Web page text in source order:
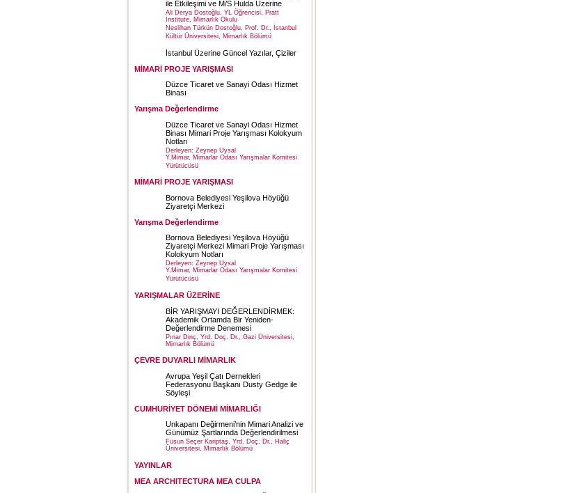
ile Etkileşimi ve M/S Hulda Üzerine
Ali Derya Dostoğlu, YL Öğrencisi, Pratt
Institute, Mimarlık Okulu
Neslihan Türkün Dostoğlu, Prof. Dr., İstanbul
Kültür Üniversitesi, Mimarlık Bölümü
İstanbul Üzerine Güncel Yazılar, Çiziler
MİMARİ PROJE YARIŞMASI
Düzce Ticaret ve Sanayi Odası Hizmet
Binası
Yarışma Değerlendirme
Düzce Ticaret ve Sanayi Odası Hizmet
Binası Mimari Proje Yarışması Kolokyum
Notları
Derleyen: Zeynep Uysal
Y.Mimar, Mimarlar Odası Yarışmalar Komitesi
Yürütücüsü
MİMARİ PROJE YARIŞMASI
Bornova Belediyesi Yeşilova Höyüğü
Ziyaretçi Merkezi
Yarışma Değerlendirme
Bornova Belediyesi Yeşilova Höyüğü
Ziyaretçi Merkezi Mimari Proje Yarışması
Kolokyum Notları
Derleyen: Zeynep Uysal
Y.Mimar, Mimarlar Odası Yarışmalar Komitesi
Yürütücüsü
YARIŞMALAR ÜZERİNE
BİR YARIŞMAYI DEĞERLENDİRMEK:
Akademik Ortamda Bir Yeniden-
Değerlendirme Denemesi
Pınar Dinç, Yrd. Doç. Dr., Gazi Üniversitesi,
Mimarlık Bölümü
ÇEVRE DUYARLI MİMARLIK
Avrupa Yeşil Çatı Dernekleri
Federasyonu Başkanı Dusty Gedge ile
Söyleşi
CUMHURİYET DÖNEMİ MİMARLIĞI
Unkapanı Değirmeni’nin Mimari Analizi ve
Günümüz Şartlarında Değerlendirilmesi
Füsun Seçer Kariptaş, Yrd. Doç. Dr., Haliç
Üniversitesi, Mimarlık Bölümü
YAYINLAR
MEA ARCHITECTURA MEA CULPA